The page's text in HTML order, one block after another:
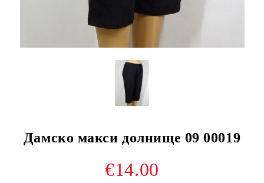
Дамско макси долнище 09 00019
€14.00